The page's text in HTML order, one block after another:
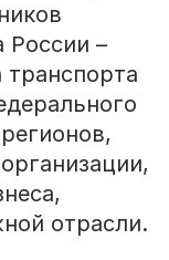
России –
отрасли.